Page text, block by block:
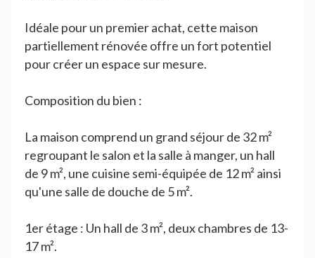
Idéale pour un premier achat, cette maison
partiellement rénovée offre un fort potentiel
pour créer un espace sur mesure.
Composition du bien :
La maison comprend un grand séjour de 32 m²
regroupant le salon et la salle à manger, un hall
de 9 m², une cuisine semi-équipée de 12 m² ainsi
qu'une salle de douche de 5 m².
1er étage : Un hall de 3 m², deux chambres de 13-
17 m².